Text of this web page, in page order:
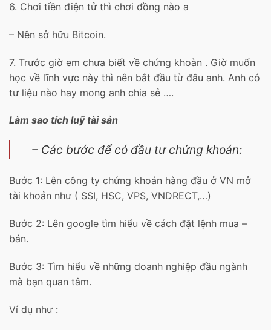
6. Chơi tiền điện tử thì chơi đồng nào a
– Nên sở hữu Bitcoin.
7. Trước giờ em chưa biết về chứng khoàn . Giờ muốn
học về lĩnh vực này thì nên bắt đầu từ đâu anh. Anh có
tư liệu nào hay mong anh chia sẻ ….
Làm sao tích luỹ tài sản
– Các bước để có đầu tư chứng khoán:
Bước 1: Lên công ty chứng khoán hàng đầu ở VN mở
tài khoản như ( SSI, HSC, VPS, VNDRECT,…)
Bước 2: Lên google tìm hiểu về cách đặt lệnh mua –
bán.
Bước 3: Tìm hiểu về những doanh nghiệp đầu ngành
mà bạn quan tâm.
Ví dụ như :